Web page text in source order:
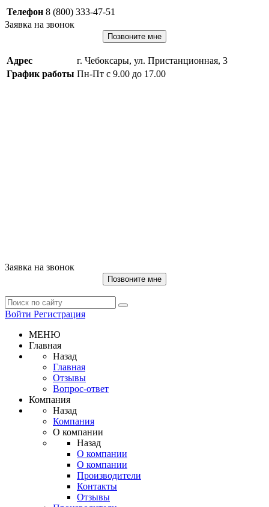
Телефон 8 (800) 333-47-51
Заявка на звонок
Позвоните мне
Адрес
г. Чебоксары, ул. Пристанционная, 3
График работы Пн-Пт с 9.00 до 17.00
Заявка на звонок
Позвоните мне
Войти Регистрация
МЕНЮ
Главная
Назад
Главная
Отзывы
Вопрос-ответ
Компания
Назад
Компания
О компании
Назад
О компании
О компании
Производители
Контакты
Отзывы